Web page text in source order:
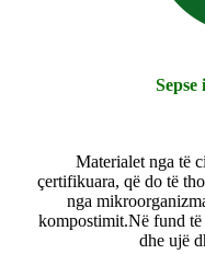
Materialet nga të
çertifikuara, që do të
nga
kompostimit.Në fund
dhe ujë